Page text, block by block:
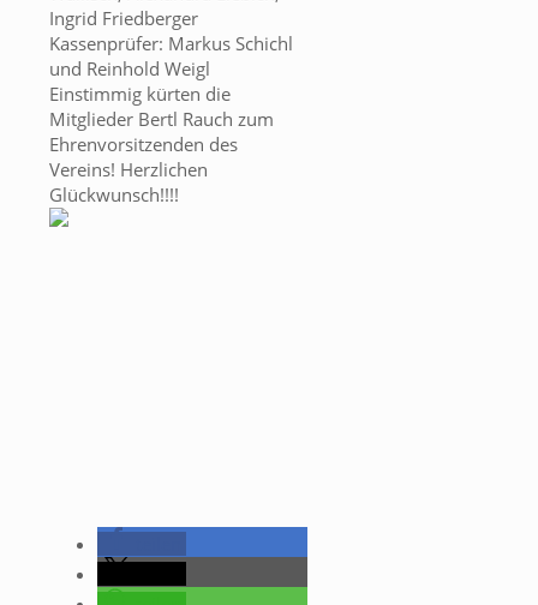
Ingrid Friedberger
Kassenprüfer: Markus Schichl
und Reinhold Weigl
Einstimmig kürten die
Mitglieder Bertl Rauch zum
Ehrenvorsitzenden des
Vereins! Herzlichen
Glückwunsch!!!!